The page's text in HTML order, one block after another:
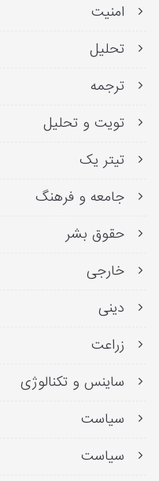
امنیت
تحلیل
ترجمه
تویت و تحلیل
تیتر یک
جامعه و فرهنگ
حقوق بشر
خارجی
دینی
زراعت
ساینس و تکنالوژی
سیاست
سیاست